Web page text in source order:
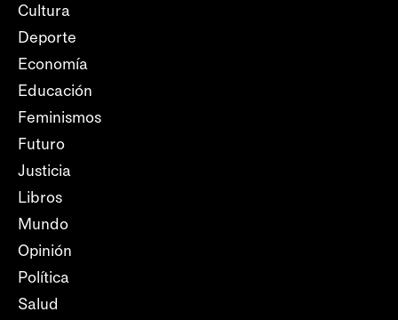
Cultura
Deporte
Economía
Educación
Feminismos
Futuro
Justicia
Libros
Mundo
Opinión
Política
Salud